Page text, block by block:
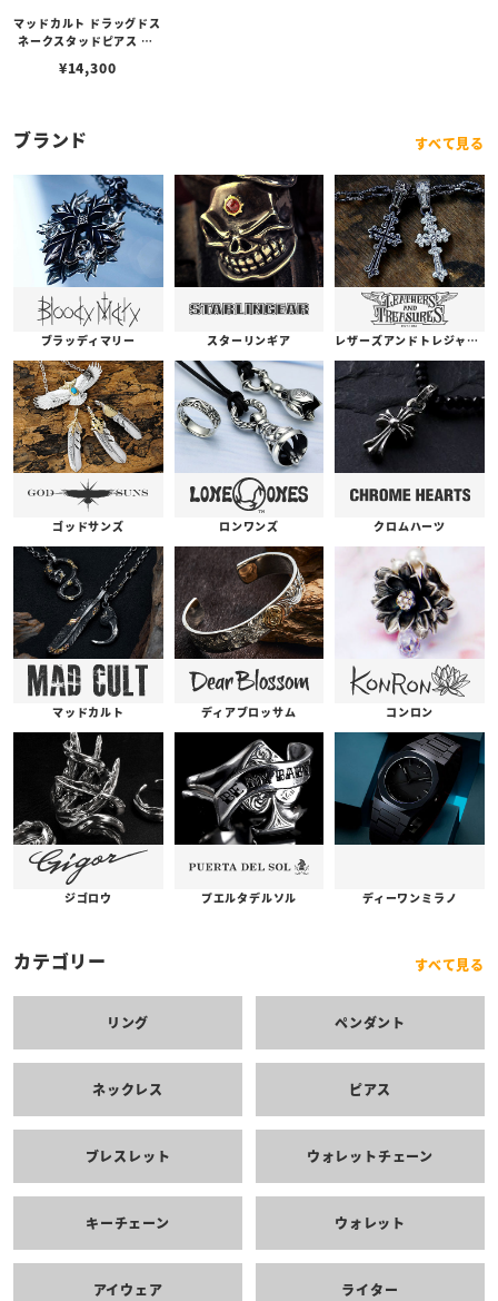
マッドカルト ドラッグドス
ネークスタッドピアス w/
¥14,300
ブランド すべて見る
ブラッディマリー スターリンギア レザーズアンドトレジャーズ
ゴッドサンズ ロンワンズ クロムハーツ
マッドカルト ディアブロッサム コンロン
ジゴロウ プエルタデルソル ディーワンミラノ
カテゴリー すべて見る
リング ペンダント
ネックレス ピアス
ブレスレット ウォレットチェーン
キーチェーン ウォレット
アイウェア ライター